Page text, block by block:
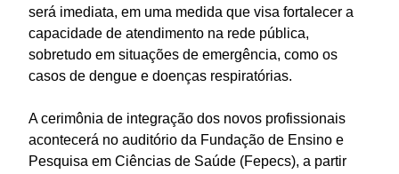
será imediata, em uma medida que visa fortalecer a
capacidade de atendimento na rede pública,
sobretudo em situações de emergência, como os
casos de dengue e doenças respiratórias.
A cerimônia de integração dos novos profissionais
acontecerá no auditório da Fundação de Ensino e
Pesquisa em Ciências de Saúde (Fepecs), a partir